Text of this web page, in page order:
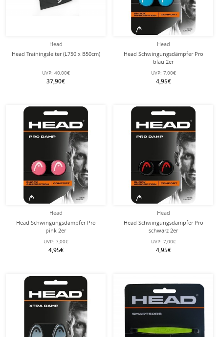
Head
Head Trainingsleiter (L750 x B50cm)
UVP: 40,00€
37,90€
Head
Head Schwingungsdämpfer Pro
blau 2er
UVP: 7,00€
4,95€
Head
Head Schwingungsdämpfer Pro
pink 2er
UVP: 7,00€
4,95€
Head
Head Schwingungsdämpfer Pro
schwarz 2er
UVP: 7,00€
4,95€